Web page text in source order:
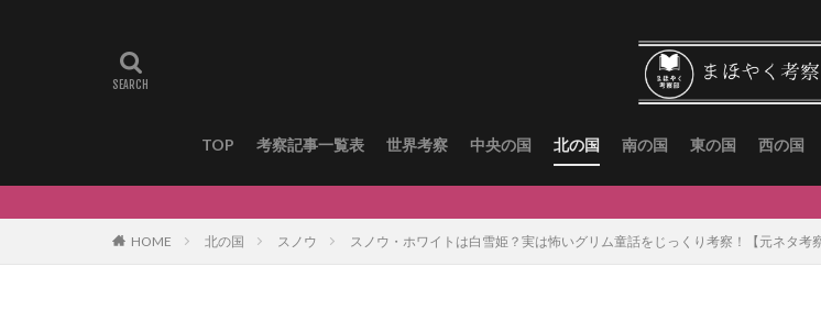
TOP 考察記事一覧表 世界考察 中央の国 北の国 南の国 東の国 西の国
HOME 北の国 スノウ スノウ・ホワイトは白雪姫？実は怖いグリム童話をじっくり考察！【元ネタ考察